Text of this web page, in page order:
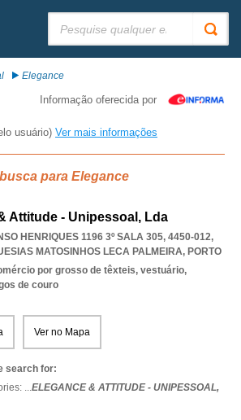
Elegance
Informação oferecida por
usuário) Ver mais informações
para Elegance
Attitude - Unipessoal, Lda
HENRIQUES 1196 3º SALA 305, 4450-012,
MATOSINHOS LECA PALMEIRA, PORTO
por grosso de têxteis, vestuário,
de couro
Ver no Mapa
search for:
...ELEGANCE & ATTITUDE - UNIPESSOAL,